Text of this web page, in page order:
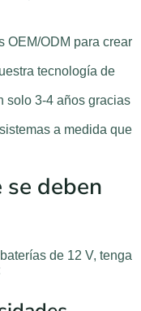
OEM/ODM para crear
tecnología de
solo 3-4 años gracias
a medida que
se deben
de 12 V, tenga